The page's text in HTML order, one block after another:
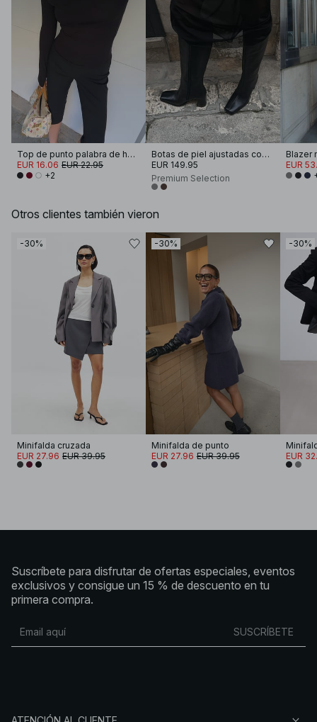
Top de punto palabra de honor
EUR 16.06 EUR 22.95
+2
Botas de piel ajustadas con punta cuadrada
EUR 149.95
Premium Selection
Blazer
EUR
Otros clientes también vieron
-30%
Minifalda cruzada
EUR 27.96 EUR 39.95
-30%
Minifalda de punto
EUR 27.96 EUR 39.95
-30%
EUR
Suscríbete para disfrutar de ofertas especiales, eventos
exclusivos y consigue un 15 % de descuento en tu
primera compra.
SUSCRÍBETE